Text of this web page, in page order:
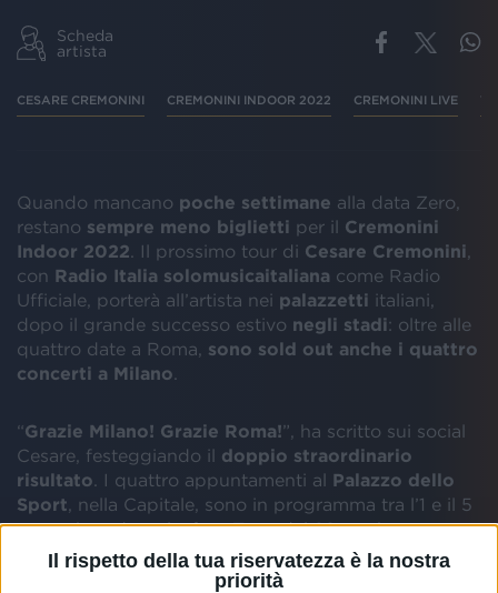
Il rispetto della tua riservatezza è la nostra
priorità
Scheda
artista
CESARE CREMONINI CREMONINI INDOOR 2022 CREMONINI LIVE
Quando mancano poche settimane alla data Zero,
restano sempre meno biglietti per il Cremonini
Indoor 2022 . Il prossimo tour di Cesare Cremonini
con Radio Italia solomusicaitaliana come Radio
Ufficiale, porterà all’artista nei palazzetti italiani,
dopo il grande successo estivo negli stadi: oltre alle
quattro date a Roma, sono sold out anche i quattro
concerti a Milano
“Grazie Milano! Grazie Roma!”, ha scritto sui social
Cesare, festeggiando il doppio straordinario
risultato . I quattro appuntamenti al Palazzo dello
Sport , nella Capitale, sono in programma tra l’1 e il 5
novembre, dopo ladata Zerodel 29 ottobre a
Mantova, già esaurita da tempo.